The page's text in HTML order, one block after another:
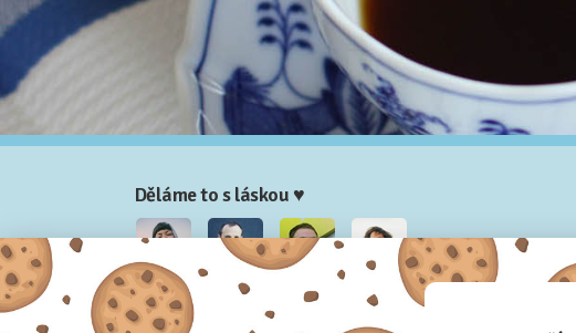
Děláme to s láskou ♥
Nela Josef Honza